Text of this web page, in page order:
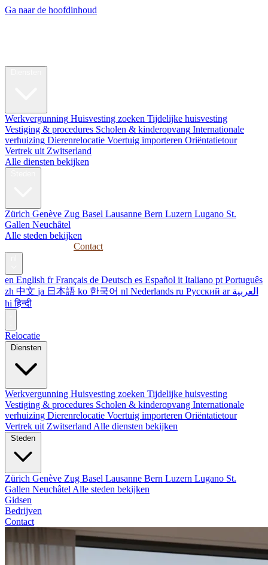
Ga naar de hoofdinhoud
Werkvergunning Huisvesting zoeken Tijdelijke huisvesting
Vestiging & procedures Scholen & kinderopvang Internationale
verhuizing Dierenrelocatie Voertuig importeren Oriëntatietour
Vertrek uit Zwitserland
Alle diensten bekijken
Zürich Genève Zug Basel Lausanne Bern Luzern Lugano St.
Gallen Neuchâtel
Alle steden bekijken
Contact
en English fr Français de Deutsch es Español it Italiano pt Português
zh 中文 ja 日本語 ko 한국어 nl Nederlands ru Русский ar العربية
hi हिन्दी
Relocatie
Diensten
Werkvergunning Huisvesting zoeken Tijdelijke huisvesting
Vestiging & procedures Scholen & kinderopvang Internationale
verhuizing Dierenrelocatie Voertuig importeren Oriëntatietour
Vertrek uit Zwitserland Alle diensten bekijken
Steden
Zürich Genève Zug Basel Lausanne Bern Luzern Lugano St.
Gallen Neuchâtel Alle steden bekijken
Gidsen
Bedrijven
Contact